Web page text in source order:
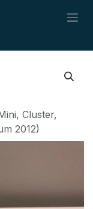
Cluster,
2012)